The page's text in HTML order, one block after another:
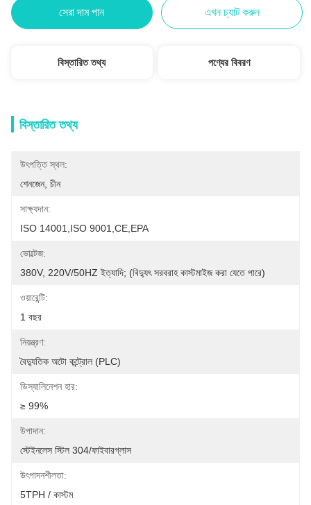
সেরা দাম পান এখন চ্যাট করুন
বিস্তারিত তথ্য পণ্যের বিবরণ
বিস্তারিত তথ্য
উৎপত্তি স্থল:
শেনজেন, চীন
সাক্ষ্যদান:
ISO 14001,ISO 9001,CE,EPA
ভোল্টেজ:
380V, 220V/50HZ ইত্যাদি; (বিদ্যুৎ সরবরাহ কাস্টমাইজ করা যেতে পারে)
ওয়ারেন্টি:
1 বছর
নিয়ন্ত্রণ:
বৈদ্যুতিক অটো কন্ট্রোল (PLC)
ডিস্যালিনেশন হার:
≥ 99%
উপাদান:
স্টেইনলেস স্টিল 304/ফাইবারগ্লাস
উৎপাদনশীলতা:
5TPH / কাস্টম